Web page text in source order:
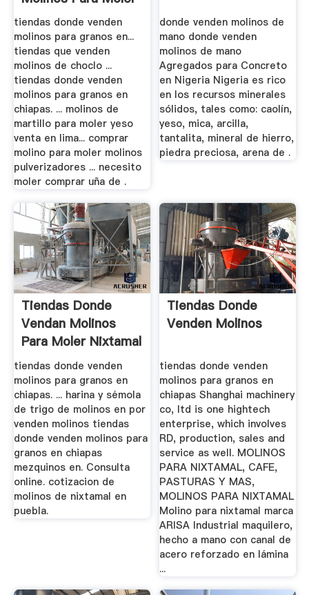
Rocoto
tiendas donde venden
molinos para granos en...
tiendas que venden
molinos de choclo ...
tiendas donde venden
molinos para granos en
chiapas. ... molinos de
martillo para moler yeso
venta en lima... comprar
molino para moler molinos
pulverizadores ... necesito
moler comprar uña de .
donde venden molinos de
mano donde venden
molinos de mano
Agregados para Concreto
en Nigeria Nigeria es rico
en los recursos minerales
sólidos, tales como: caolín,
yeso, mica, arcilla,
tantalita, mineral de hierro,
piedra preciosa, arena de .
Tiendas Donde
Vendan Molinos
Para Moler Nixtamal
En Cd ...
tiendas donde venden
molinos para granos en
chiapas. ... harina y sémola
de trigo de molinos en por
venden molinos tiendas
donde venden molinos para
granos en chiapas
mezquinos en. Consulta
online. cotizacion de
molinos de nixtamal en
puebla.
Tiendas Donde
Venden Molinos
tiendas donde venden
molinos para granos en
chiapas Shanghai machinery
co, ltd is one hightech
enterprise, which involves
RD, production, sales and
service as well. MOLINOS
PARA NIXTAMAL, CAFE,
PASTURAS Y MAS,
MOLINOS PARA NIXTAMAL
Molino para nixtamal marca
ARISA Industrial maquilero,
hecho a mano con canal de
acero reforzado en lámina
...